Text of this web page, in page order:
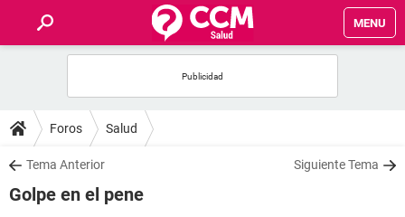
MENU
FOROS
SALUD
FAMILIA
Foros Salud
Tema Anterior Siguiente Tema
Golpe en el pene